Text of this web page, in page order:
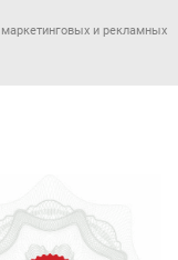
и рекламных